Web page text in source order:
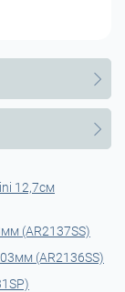
12,7см
(AR2137SS)
(AR2136SS)